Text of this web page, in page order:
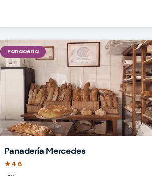
Panadería
Panadería Mercedes
★4.6